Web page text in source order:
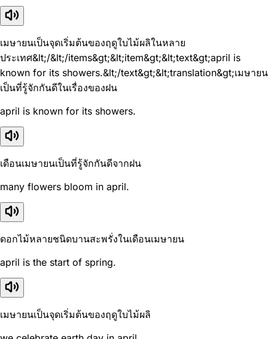
เมษายนเป็นจุดเริ่มต้นของฤดูใบไม้ผลิในหลาย
ประเทศ&lt;/&lt;/items&gt;&lt;item&gt;&lt;text&gt;april is
known for its showers.&lt;/text&gt;&lt;translation&gt;เมษายน
เป็นที่รู้จักกันดีในเรื่องของฝน
april is known for its showers.
เดือนเมษายนเป็นที่รู้จักกันดีจากฝน
many flowers bloom in april.
ดอกไม้หลายชนิดบานสะพรั่งในเดือนเมษายน
april is the start of spring.
เมษายนเป็นจุดเริ่มต้นของฤดูใบไม้ผลิ